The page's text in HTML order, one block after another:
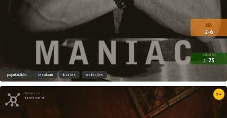
2-6
sākot no
€ 75
populārākās iesakam bailes detektīvs
Kvests no
UrbexQuest
7+